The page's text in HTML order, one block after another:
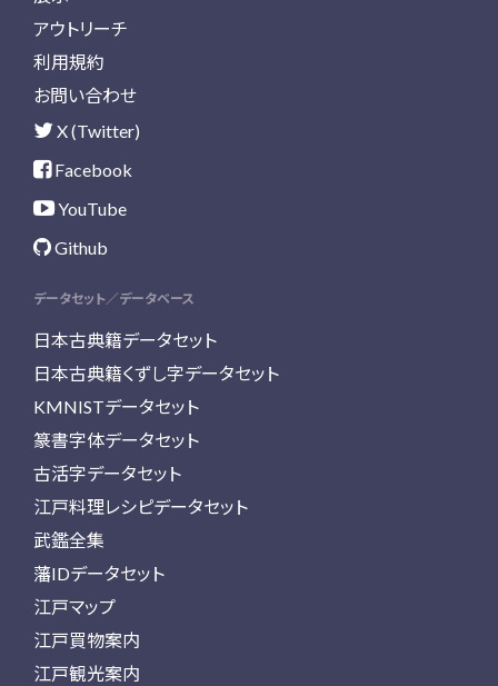
アウトリーチ
利用規約
お問い合わせ
X (Twitter)
Facebook
YouTube
Github
データセット／データベース
日本古典籍データセット
日本古典籍くずし字データセット
KMNISTデータセット
篆書字体データセット
古活字データセット
江戸料理レシピデータセット
武鑑全集
藩IDデータセット
江戸マップ
江戸買物案内
江戸観光案内